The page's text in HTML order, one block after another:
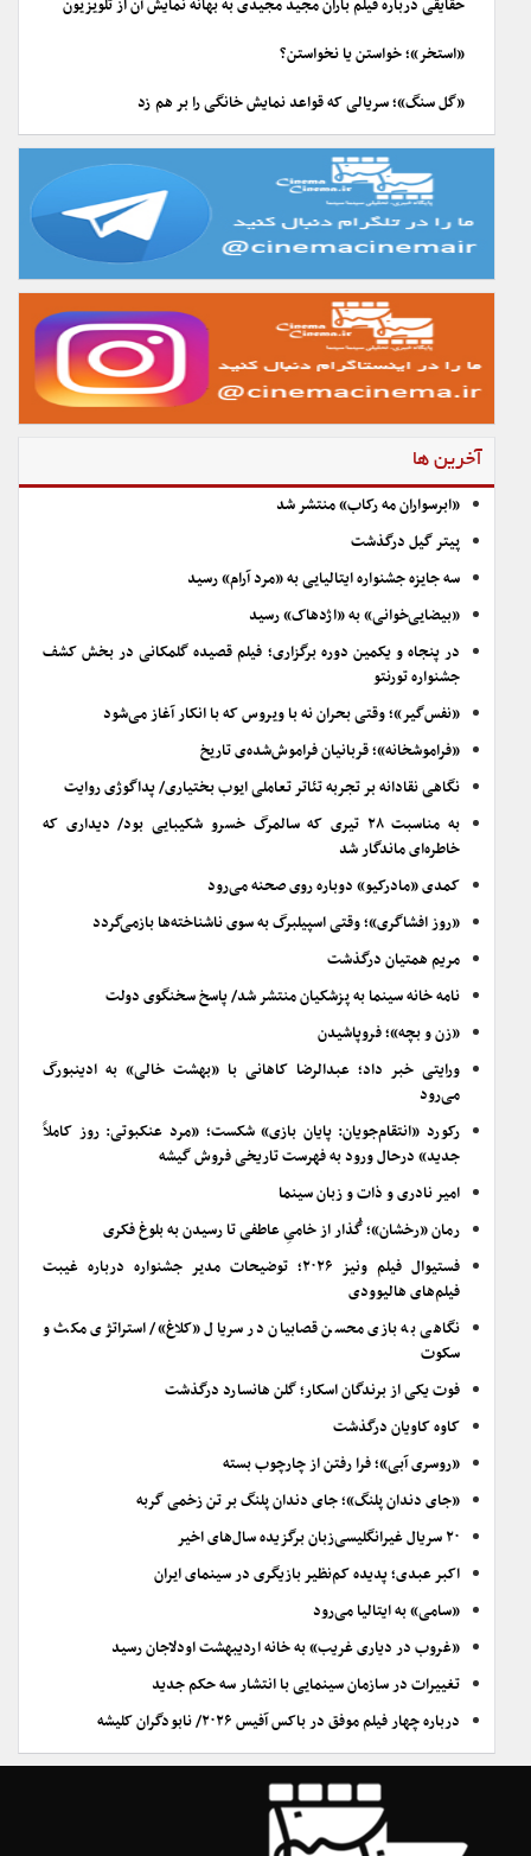
حقایقی درباره فیلم باران مجید مجیدی به بهانه نمایش آن از تلویزیون
«استخر»؛ خواستن یا نخواستن؟
«گل سنگ»؛ سریالی که قواعد نمایش خانگی را بر هم زد
آخرین ها
«ابرسواران مه رکاب» منتشر شد
پیتر گیل درگذشت
سه جایزه جشنواره ایتالیایی به «مرد آرام» رسید
«بیضایی‌خوانی» به «اژدهاک» رسید
در پنجاه و یکمین دوره برگزاری؛ فیلم قصیده گلمکانی در بخش کشف
جشنواره تورنتو
«نفس‌گیر»؛ وقتی بحران نه با ویروس که با انکار آغاز می‌شود
«فراموشخانه»؛ قربانیان فراموش‌شده‌ی تاریخ
نگاهی نقادانه بر تجربه تئاتر تعاملی ایوب بختیاری/ پداگوژی روایت
به مناسبت ۲۸ تیری که سالمرگ خسرو شکیبایی بود/ دیداری که
خاطره‌ای ماندگار شد
کمدی «مادرکیو» دوباره روی صحنه می‌رود
«روز افشاگری»؛ وقتی اسپیلبرگ به سوی ناشناخته‌ها بازمی‌گردد
مریم همتیان درگذشت
نامه خانه سینما به پزشکیان منتشر شد/ پاسخ سخنگوی دولت
«زن و بچه»؛ فروپاشیدن
ورایتی خبر داد؛ عبدالرضا کاهانی با «بهشت خالی» به ادینبورگ
می‌رود
رکورد «انتقام‌جویان: پایان بازی» شکست؛ «مرد عنکبوتی: روز کاملاً
جدید» درحال ورود به فهرست تاریخی فروش گیشه
امیر نادری و ذات و زبان سینما
رمان «رخشان»؛ گُذار از خامیِ عاطفی تا رسیدن به بلوغ فکری
فستیوال فیلم ونیز ۲۰۲۶؛ توضیحات مدیر جشنواره درباره غیبت
فیلم‌های هالیوودی
نگاهی به بازی محسن قصابیان در سریال «کلاغ»/ استراتژی مکث و
سکوت
فوت یکی از برندگان اسکار؛ گلن هانسارد درگذشت
کاوه کاویان درگذشت
«روسری آبی»؛ فرا رفتن از چارچوب بسته
«جای دندان پلنگ»؛ جای دندان پلنگ بر تن زخمی گربه
۲۰ سریال غیرانگلیسی‌زبان برگزیده سال‌های اخیر
اکبر عبدی؛ پدیده کم‌نظیر بازیگری در سینمای ایران
«سامی» به ایتالیا می‌رود
«غروب در دیاری غریب» به خانه اردیبهشت اودلاجان رسید
تغییرات در سازمان سینمایی با انتشار سه حکم جدید
درباره چهار فیلم موفق در باکس آفیس ۲۰۲۶/ نابودگران کلیشه